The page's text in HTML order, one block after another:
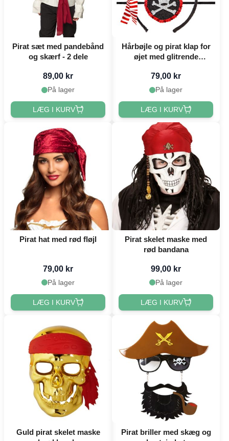
Pirat sæt med pandebånd
og skærf - 2 dele
89,00 kr
På lager
LÆG I KURV
Hårbøjle og pirat klap for
øjet med glitrende
79,00 kr
På lager
LÆG I KURV
Pirat hat med rød fløjl
79,00 kr
På lager
LÆG I KURV
Pirat skelet maske med
rød bandana
99,00 kr
På lager
LÆG I KURV
Guld pirat skelet maske
Pirat briller med skæg og